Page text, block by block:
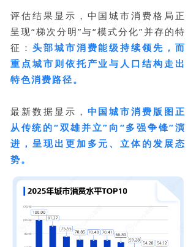
评估结果显示，中国城市消费格局正
呈现“梯次分明”与“模式分化”并存的特
征： 头部城市消费能级持续领先，而
重点城市则依托产业与人口结构走出
特色消费路径。
最新数据显示， 中国城市消费版图正
从传统的“双雄并立”向“多强争锋”演
进，呈现出更加多元、立体的发展态
势。